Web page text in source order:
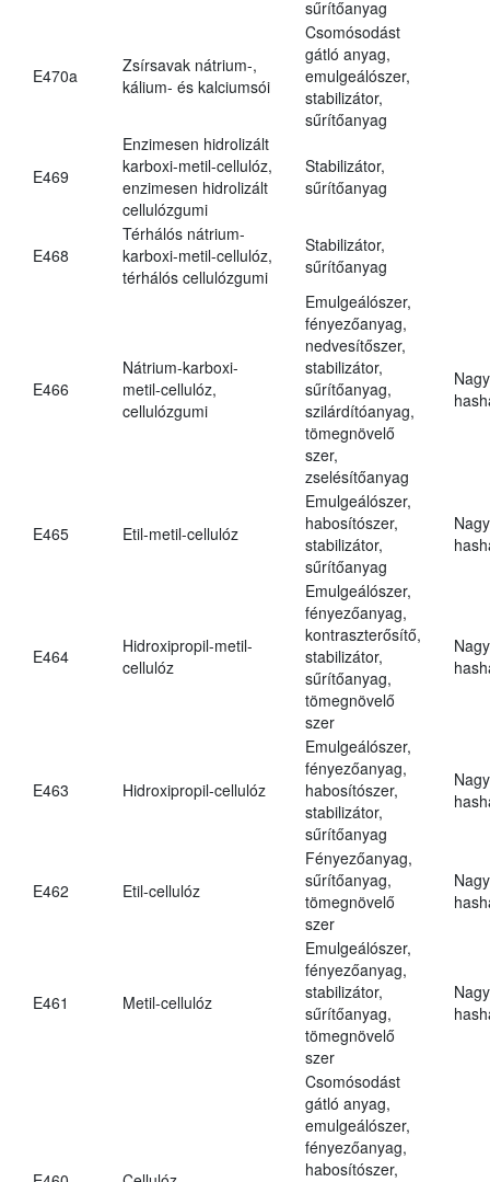
sűrítőanyag
E470a
Zsírsavak nátrium-,
kálium- és kalciumsói
Csomósodást
gátló anyag,
emulgeálószer,
stabilizátor,
sűrítőanyag
E469
Enzimesen hidrolizált
karboxi-metil-cellulóz,
enzimesen hidrolizált
cellulózgumi
Stabilizátor,
sűrítőanyag
E468
Térhálós nátrium-
karboxi-metil-cellulóz,
térhálós cellulózgumi
Stabilizátor,
sűrítőanyag
E466
Nátrium-karboxi-
metil-cellulóz,
cellulózgumi
Emulgeálószer,
fényezőanyag,
nedvesítőszer,
stabilizátor,
sűrítőanyag,
szilárdítóanyag,
tömegnövelő
szer,
zselésítőanyag
E465 Etil-metil-cellulóz
Emulgeálószer,
habosítószer,
stabilizátor,
sűrítőanyag
E464
Hidroxipropil-metil-
cellulóz
Emulgeálószer,
fényezőanyag,
kontraszterősítő,
stabilizátor,
sűrítőanyag,
tömegnövelő
szer
E463 Hidroxipropil-cellulóz
Emulgeálószer,
fényezőanyag,
habosítószer,
stabilizátor,
sűrítőanyag
E462 Etil-cellulóz
Fényezőanyag,
sűrítőanyag,
tömegnövelő
szer
E461 Metil-cellulóz
Emulgeálószer,
fényezőanyag,
stabilizátor,
sűrítőanyag,
tömegnövelő
szer
Csomósodást
gátló anyag,
emulgeálószer,
fényezőanyag,
habosítószer,